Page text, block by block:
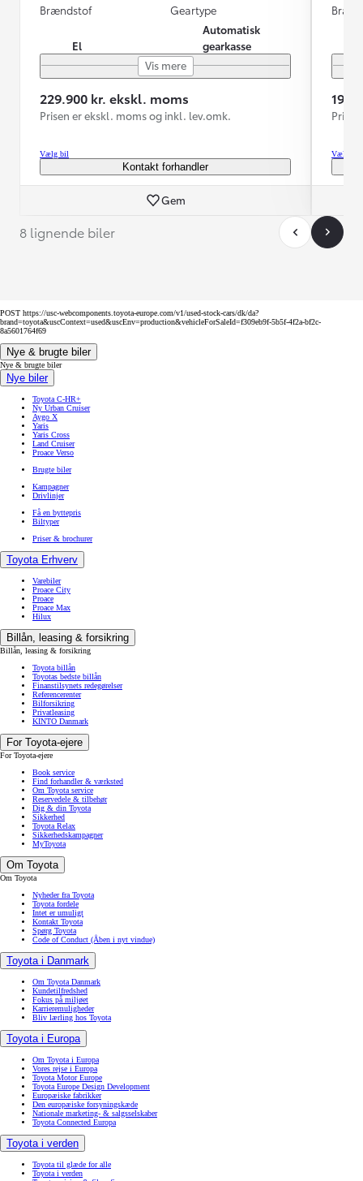
Brændstof
El
Geartype
Automatisk
gearkasse
Vis mere
229.900 kr. ekskl. moms
Prisen er ekskl. moms og inkl. lev.omk.
Vælg bil
Kontakt forhandler
Gem
Vælg bil
8 lignende biler
POST https://usc-webcomponents.toyota-europe.com/v1/used-stock-cars/dk/da?
brand=toyota&uscContext=used&uscEnv=production&vehicleForSaleId=f309eb9f-5b5f-4f2a-bf2c-
8a5601764f69
Nye & brugte biler
Nye & brugte biler
Nye biler
Toyota C-HR+
Ny Urban Cruiser
Aygo X
Yaris
Yaris Cross
Land Cruiser
Proace Verso
Brugte biler
Kampagner
Drivlinjer
Få en byttepris
Biltyper
Priser & brochurer
Toyota Erhverv
Varebiler
Proace City
Proace
Proace Max
Hilux
Billån, leasing & forsikring
Billån, leasing & forsikring
Toyota billån
Toyotas bedste billån
Finanstilsynets redegørelser
Referencerenter
Bilforsikring
Privatleasing
KINTO Danmark
For Toyota-ejere
For Toyota-ejere
Book service
Find forhandler & værksted
Om Toyota service
Reservedele & tilbehør
Dig & din Toyota
Sikkerhed
Toyota Relax
Sikkerhedskampagner
MyToyota
Om Toyota
Om Toyota
Nyheder fra Toyota
Toyota fordele
Intet er umuligt
Kontakt Toyota
Spørg Toyota
Code of Conduct (Åben i nyt vindue)
Toyota i Danmark
Om Toyota Danmark
Kundetilfredshed
Fokus på miljøet
Karrieremuligheder
Bliv lærling hos Toyota
Toyota i Europa
Om Toyota i Europa
Vores rejse i Europa
Toyota Motor Europe
Toyota Europe Design Development
Europæiske fabrikker
Den europæiske forsyningskæde
Nationale marketing- & salgsselskaber
Toyota Connected Europa
Toyota i verden
Toyota til glæde for alle
Toyota i verden